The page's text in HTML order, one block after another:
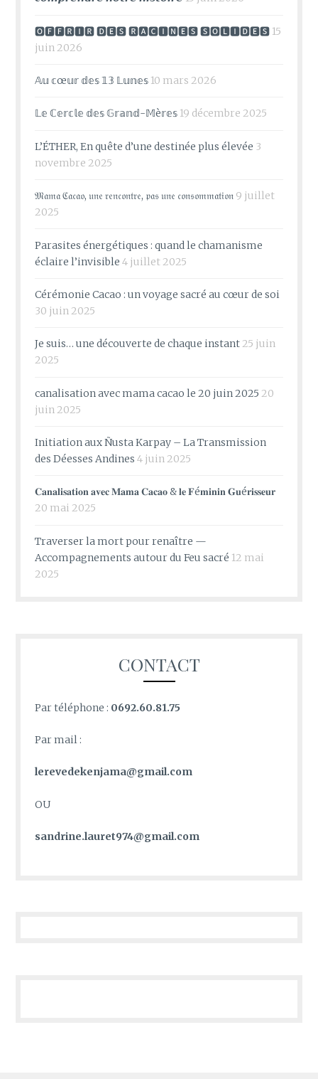
🅾🅵🅵🆁🅸🆁 🅳🅴🆂 🆁🅰🅲🅸🅽🅴🆂 🆂🅾🅻🅸🅳🅴🆂 15
juin 2026
𝔸𝕦 𝕔œ𝕦𝕣 𝕕𝕖𝕤 𝟙𝟛 𝕃𝕦𝕟𝕖𝕤 10 mars 2026
𝕃𝕖 ℂ𝕖𝕣𝕔𝕝𝕖 𝕕𝕖𝕤 𝔾𝕣𝕒𝕟𝕕-𝕄è𝕣𝕖𝕤 19 décembre 2025
L’ÉTHER, En quête d’une destinée plus élevée 3
novembre 2025
𝔐𝔞𝔪𝔞 ℭ𝔞𝔠𝔞𝔬, 𝔲𝔫𝔢 𝔯𝔢𝔫𝔠𝔬𝔫𝔱𝔯𝔢, 𝔭𝔞𝔰 𝔲𝔫𝔢 𝔠𝔬𝔫𝔰𝔬𝔪𝔪𝔞𝔱𝔦𝔬𝔫 9 juillet
2025
Parasites énergétiques : quand le chamanisme
éclaire l’invisible 4 juillet 2025
Cérémonie Cacao : un voyage sacré au cœur de soi
30 juin 2025
Je suis… une découverte de chaque instant 25 juin
2025
canalisation avec mama cacao le 20 juin 2025 20
juin 2025
Initiation aux Ñusta Karpay – La Transmission
des Déesses Andines 4 juin 2025
𝐂𝐚𝐧𝐚𝐥𝐢𝐬𝐚𝐭𝐢𝐨𝐧 𝐚𝐯𝐞𝐜 𝐌𝐚𝐦𝐚 𝐂𝐚𝐜𝐚𝐨 & 𝐥𝐞 𝐅é𝐦𝐢𝐧𝐢𝐧 𝐆𝐮é𝐫𝐢𝐬𝐬𝐞𝐮𝐫
20 mai 2025
Traverser la mort pour renaître —
Accompagnements autour du Feu sacré 12 mai
2025
CONTACT
Par téléphone : 0692.60.81.75
Par mail :
lerevedekenjama@gmail.com
OU
sandrine.lauret974@gmail.com